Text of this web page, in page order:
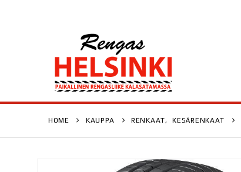
HOME KAUPPA RENKAAT, KESÄRENKAAT